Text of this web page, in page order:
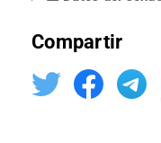
Compartir